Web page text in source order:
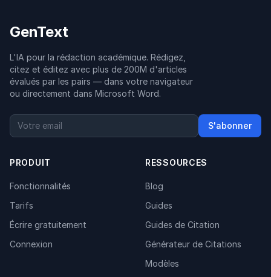
GenText
L'IA pour la rédaction académique. Rédigez,
citez et éditez avec plus de 200M d'articles
évalués par les pairs — dans votre navigateur
ou directement dans Microsoft Word.
S'abonner
PRODUIT
Fonctionnalités
Tarifs
Écrire gratuitement
Connexion
RESSOURCES
Blog
Guides
Guides de Citation
Générateur de Citations
Modèles